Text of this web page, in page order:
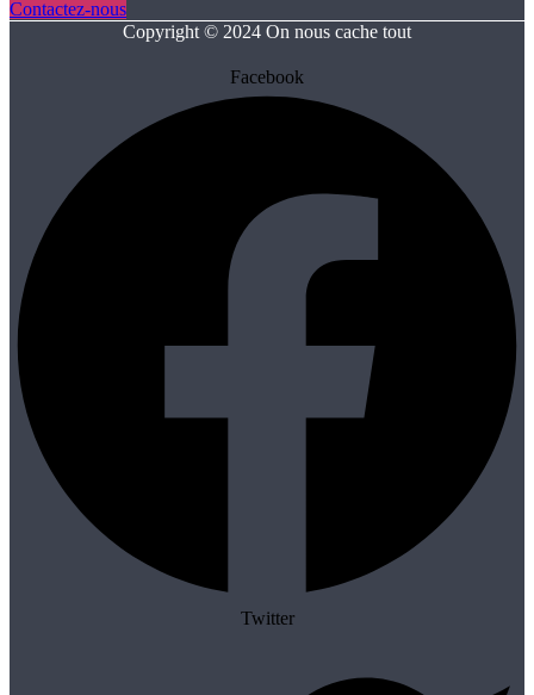
Contactez-nous
Copyright © 2024 On nous cache tout
Facebook
Twitter